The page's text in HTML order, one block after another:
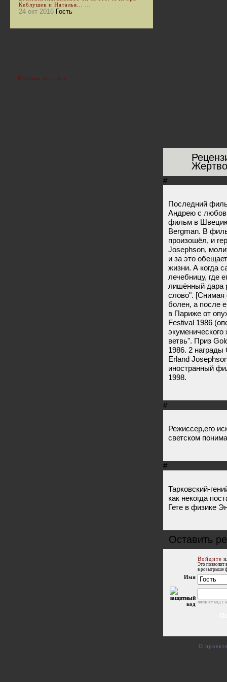
#
Последний
Андрею с
фильм в Швецию
Bergman. В
произошёл, и
Josephson,
и за это
жизни. А когда
лечебницу, где
лишённый дара
слово". [Снимая
болен, а после
в Париже от
Festival 1986
ветвь". Приз
1986. 2
Erland
иностранный
1998.
#
Режиссер,его
светском
#
Тарковский-
как некогда
Гете в физике
Оставить
Войдите
Это позволит
в розыгрыше
Имя
введите код с
Кеблушек и Наталья... ...
24 окт 2016 Гость
Реклама на сайте
О